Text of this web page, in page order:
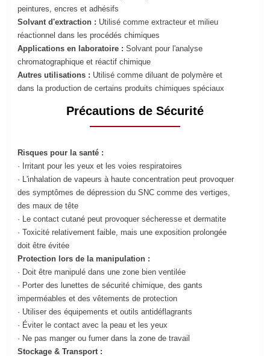
peintures, encres et adhésifs
Solvant d'extraction : Utilisé comme extracteur et milieu
réactionnel dans les procédés chimiques
Applications en laboratoire : Solvant pour l'analyse
chromatographique et réactif chimique
Autres utilisations : Utilisé comme diluant de polymère et
dans la production de certains produits chimiques spéciaux
Précautions de Sécurité
Risques pour la santé :
· Irritant pour les yeux et les voies respiratoires
· L'inhalation de vapeurs à haute concentration peut provoquer
des symptômes de dépression du SNC comme des vertiges,
des maux de tête
· Le contact cutané peut provoquer sécheresse et dermatite
· Toxicité relativement faible, mais une exposition prolongée
doit être évitée
Protection lors de la manipulation :
· Doit être manipulé dans une zone bien ventilée
· Porter des lunettes de sécurité chimique, des gants
imperméables et des vêtements de protection
· Utiliser des équipements et outils antidéflagrants
· Éviter le contact avec la peau et les yeux
· Ne pas manger ou fumer dans la zone de travail
Stockage & Transport :